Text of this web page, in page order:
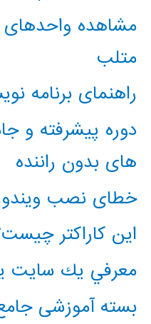
مشاهده واحدهای
متلب
راهنمای برنامه
دوره پیشرفته و
های بدون راننده
خطای نصب
این کاراکتر چیست؟
معرفي يك سايت
بسته آموزشی